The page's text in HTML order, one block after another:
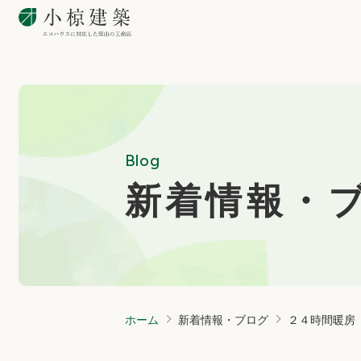
Blog
新着情報・
ホーム 新着情報・ブログ ２４時間暖房